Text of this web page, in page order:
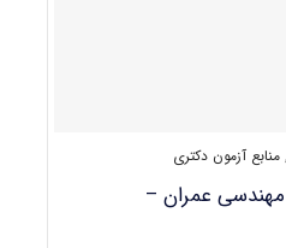
,منابع آزمون دکتری
مهندسی عمران –